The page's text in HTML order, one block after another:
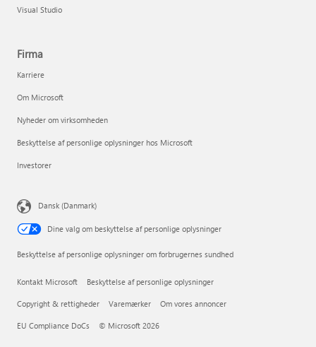
Visual Studio
Firma
Karriere
Om Microsoft
Nyheder om virksomheden
Beskyttelse af personlige oplysninger hos Microsoft
Investorer
Dansk (Danmark)
Dine valg om beskyttelse af personlige oplysninger
Beskyttelse af personlige oplysninger om forbrugernes sundhed
Kontakt Microsoft Beskyttelse af personlige oplysninger
Copyright & rettigheder Varemærker Om vores annoncer
EU Compliance DoCs © Microsoft 2026